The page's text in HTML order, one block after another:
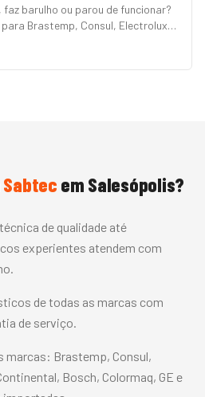
barulho ou parou de funcionar?
Brastemp, Consul, Electrolux,
Philco e Mondial. Conserto
Sabtec em Salesópolis?
de qualidade até
experientes atendem com
de todas as marcas com
de serviço.
marcas: Brastemp, Consul,
Bosch, Colormaq, GE e